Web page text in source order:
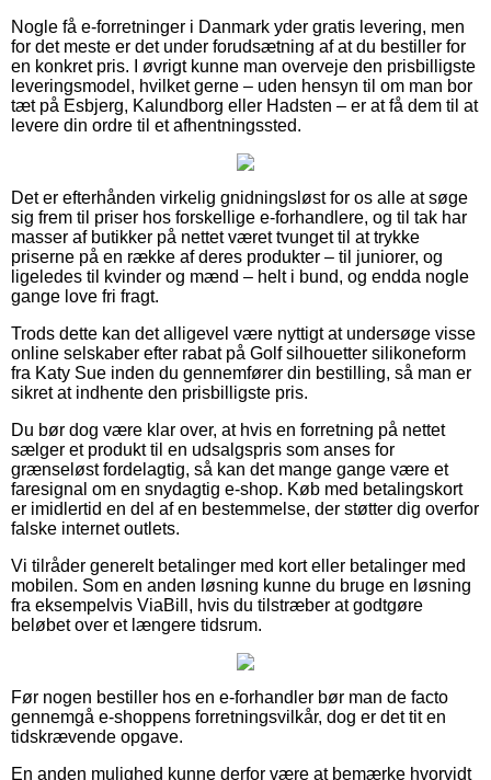
Nogle få e-forretninger i Danmark yder gratis levering, men
for det meste er det under forudsætning af at du bestiller for
en konkret pris. I øvrigt kunne man overveje den prisbilligste
leveringsmodel, hvilket gerne – uden hensyn til om man bor
tæt på Esbjerg, Kalundborg eller Hadsten – er at få dem til at
levere din ordre til et afhentningssted.
Det er efterhånden virkelig gnidningsløst for os alle at søge
sig frem til priser hos forskellige e-forhandlere, og til tak har
masser af butikker på nettet været tvunget til at trykke
priserne på en række af deres produkter – til juniorer, og
ligeledes til kvinder og mænd – helt i bund, og endda nogle
gange love fri fragt.
Trods dette kan det alligevel være nyttigt at undersøge visse
online selskaber efter rabat på Golf silhouetter silikoneform
fra Katy Sue inden du gennemfører din bestilling, så man er
sikret at indhente den prisbilligste pris.
Du bør dog være klar over, at hvis en forretning på nettet
sælger et produkt til en udsalgspris som anses for
grænseløst fordelagtig, så kan det mange gange være et
faresignal om en snydagtig e-shop. Køb med betalingskort
er imidlertid en del af en bestemmelse, der støtter dig overfor
falske internet outlets.
Vi tilråder generelt betalinger med kort eller betalinger med
mobilen. Som en anden løsning kunne du bruge en løsning
fra eksempelvis ViaBill, hvis du tilstræber at godtgøre
beløbet over et længere tidsrum.
Før nogen bestiller hos en e-forhandler bør man de facto
gennemgå e-shoppens forretningsvilkår, dog er det tit en
tidskrævende opgave.
En anden mulighed kunne derfor være at bemærke hvorvidt